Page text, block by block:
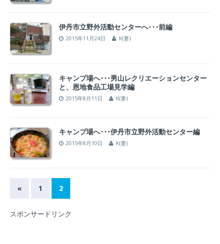
伊丹市立野外活動センターへ･･･前編
2015年11月24日 K(妻)
キャンプ場へ･･･男山レクリエーションセンター
と、恩地食品工場見学編
2015年8月11日 K(妻)
キャンプ場へ･･･伊丹市立野外活動センター編
2015年8月10日 K(妻)
« 1 2
スポンサードリンク